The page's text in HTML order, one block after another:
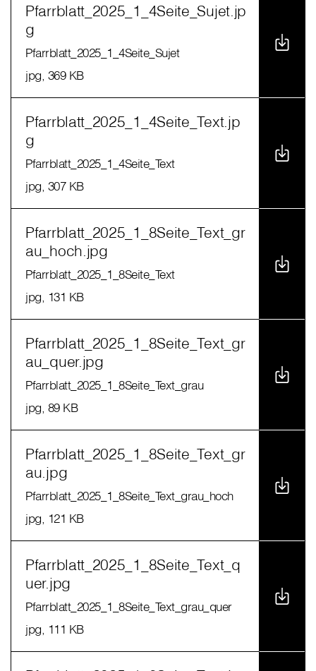
Pfarrblatt_2025_1_4Seite_Sujet.jp
g
Pfarrblatt_2025_1_4Seite_Sujet
jpg , 369 KB
Pfarrblatt_2025_1_4Seite_Text.jp
g
Pfarrblatt_2025_1_4Seite_Text
jpg , 307 KB
Pfarrblatt_2025_1_8Seite_Text_gr
au_hoch.jpg
Pfarrblatt_2025_1_8Seite_Text
jpg , 131 KB
Pfarrblatt_2025_1_8Seite_Text_gr
au_quer.jpg
Pfarrblatt_2025_1_8Seite_Text_grau
jpg , 89 KB
Pfarrblatt_2025_1_8Seite_Text_gr
au.jpg
Pfarrblatt_2025_1_8Seite_Text_grau_hoch
jpg , 121 KB
Pfarrblatt_2025_1_8Seite_Text_q
uer.jpg
Pfarrblatt_2025_1_8Seite_Text_grau_quer
jpg , 111 KB